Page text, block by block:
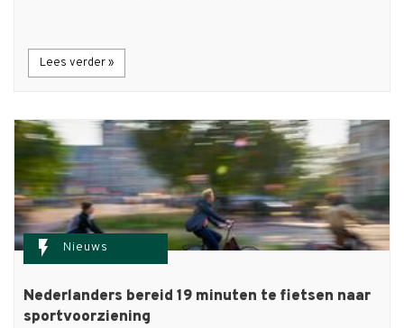
Lees verder »
flash_on Nieuws
Nederlanders bereid 19 minuten te fietsen naar
sportvoorziening